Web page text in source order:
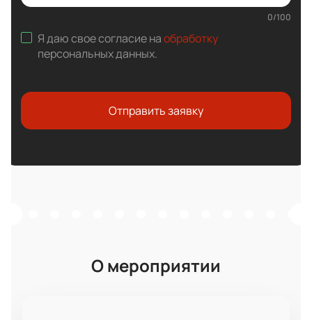
0/100
Я даю свое согласие наобработку
персональных данных.
Отправить заявку
О мероприятии